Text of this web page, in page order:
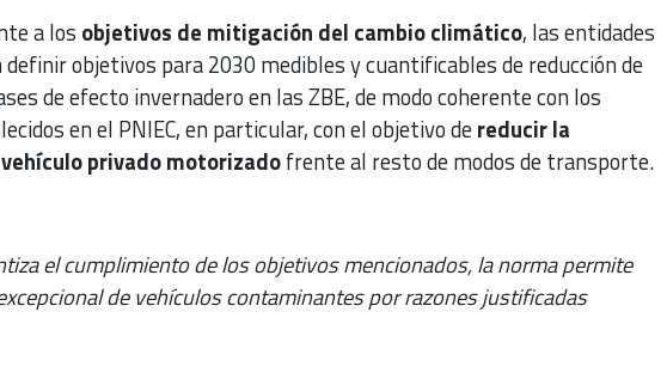
a los objetivos de mitigación del cambio climático, las entidades
definir objetivos para 2030 medibles y cuantificables de reducción de
de efecto invernadero en las ZBE, de modo coherente con los
en el PNIEC, en particular, con el objetivo dereducir la
privado motorizadofrente al resto de modos de transporte.
el cumplimiento de los objetivos mencionados, la norma permite
de vehículos contaminantes por razones justificadas